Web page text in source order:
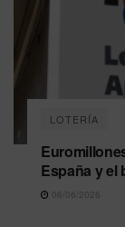
LOTERÍA
España y el
06/06/2026